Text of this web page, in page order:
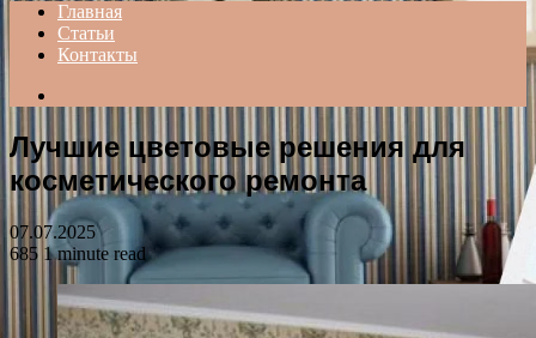
Главная
Статьи
Контакты
Лучшие цветовые решения для
косметического ремонта
07.07.2025
685 1 minute read